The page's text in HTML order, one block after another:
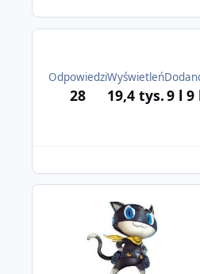
Odpowiedzi
28
Wyświetleń
19,4 tys.9 l 9